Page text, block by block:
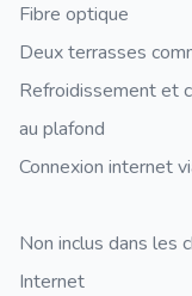
Fibre optique
Deux terrasses
Refroidissement et
au plafond
Connexion internet
Non inclus dans les
Internet